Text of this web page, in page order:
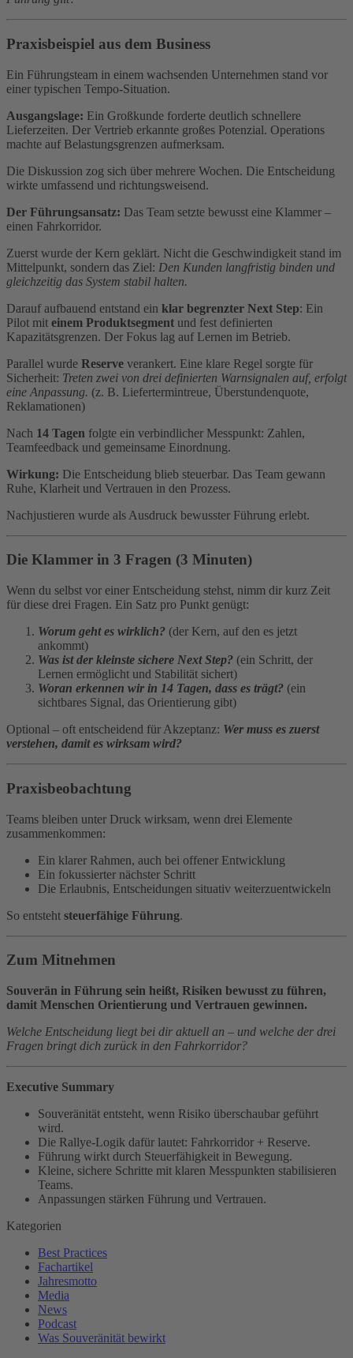
Praxisbeispiel aus dem Business
Ein Führungsteam in einem wachsenden Unternehmen stand vor
einer typischen Tempo-Situation.
Ausgangslage: Ein Großkunde forderte deutlich schnellere
Lieferzeiten. Der Vertrieb erkannte großes Potenzial. Operations
machte auf Belastungsgrenzen aufmerksam.
Die Diskussion zog sich über mehrere Wochen. Die Entscheidung
wirkte umfassend und richtungsweisend.
Der Führungsansatz: Das Team setzte bewusst eine Klammer –
einen Fahrkorridor.
Zuerst wurde der Kern geklärt. Nicht die Geschwindigkeit stand im
Mittelpunkt, sondern das Ziel: Den Kunden langfristig binden und
gleichzeitig das System stabil halten.
Darauf aufbauend entstand ein klar begrenzter Next Step: Ein
Pilot mit einem Produktsegment und fest definierten
Kapazitätsgrenzen. Der Fokus lag auf Lernen im Betrieb.
Parallel wurde Reserve verankert. Eine klare Regel sorgte für
Sicherheit: Treten zwei von drei definierten Warnsignalen auf, erfolgt
eine Anpassung. (z. B. Liefertermintreue, Überstundenquote,
Reklamationen)
Nach 14 Tagen folgte ein verbindlicher Messpunkt: Zahlen,
Teamfeedback und gemeinsame Einordnung.
Wirkung: Die Entscheidung blieb steuerbar. Das Team gewann
Ruhe, Klarheit und Vertrauen in den Prozess.
Nachjustieren wurde als Ausdruck bewusster Führung erlebt.
Die Klammer in 3 Fragen (3 Minuten)
Wenn du selbst vor einer Entscheidung stehst, nimm dir kurz Zeit
für diese drei Fragen. Ein Satz pro Punkt genügt:
Worum geht es wirklich? (der Kern, auf den es jetzt
ankommt)
Was ist der kleinste sichere Next Step? (ein Schritt, der
Lernen ermöglicht und Stabilität sichert)
Woran erkennen wir in 14 Tagen, dass es trägt? (ein
sichtbares Signal, das Orientierung gibt)
Optional – oft entscheidend für Akzeptanz: Wer muss es zuerst
verstehen, damit es wirksam wird?
Praxisbeobachtung
Teams bleiben unter Druck wirksam, wenn drei Elemente
zusammenkommen:
Ein klarer Rahmen, auch bei offener Entwicklung
Ein fokussierter nächster Schritt
Die Erlaubnis, Entscheidungen situativ weiterzuentwickeln
So entsteht steuerfähige Führung.
Zum Mitnehmen
Souverän in Führung sein heißt, Risiken bewusst zu führen,
damit Menschen Orientierung und Vertrauen gewinnen.
Welche Entscheidung liegt bei dir aktuell an – und welche der drei
Fragen bringt dich zurück in den Fahrkorridor?
Executive Summary
Souveränität entsteht, wenn Risiko überschaubar geführt
wird.
Die Rallye-Logik dafür lautet: Fahrkorridor + Reserve.
Führung wirkt durch Steuerfähigkeit in Bewegung.
Kleine, sichere Schritte mit klaren Messpunkten stabilisieren
Teams.
Anpassungen stärken Führung und Vertrauen.
Beitragsnavigation
Kategorien
Best Practices
Fachartikel
Jahresmotto
Media
News
Podcast
Was Souveränität bewirkt